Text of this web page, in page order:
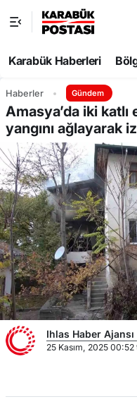
Karabük Haberleri
Haberler Gündem
Amasya’da iki katlı
yangını ağlayarak
Ihlas Haber Ajansı
25 Kasım, 2025 00:52